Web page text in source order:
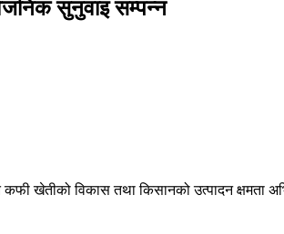
सुनुवाइ सम्पन्न
खेतीको विकास तथा किसानको उत्पादन क्षमता